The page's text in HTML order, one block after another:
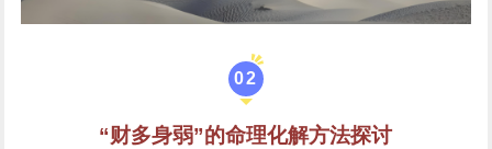
02
“财多身弱”的命理化解方法探讨